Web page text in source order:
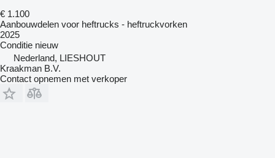
€ 1.100
Aanbouwdelen voor heftrucks - heftruckvorken
2025
Conditie nieuw
Nederland, LIESHOUT
Kraakman B.V.
Contact opnemen met verkoper